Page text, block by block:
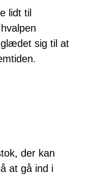
lidt til
sig til at
der kan
at gå ind i